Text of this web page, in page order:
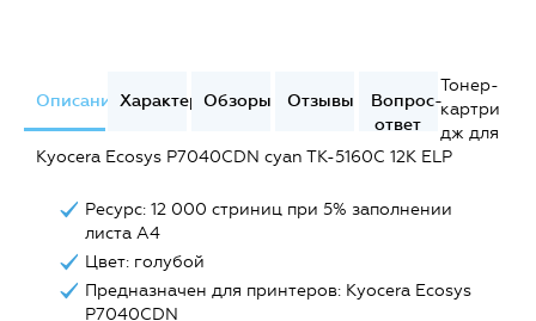
ОписаниеХарактеристики
Обзоры Отзывы
Вопрос-
ответ
Тонер-
картри
дж для
Kyocera Ecosys P7040CDN cyan TK-5160C 12K ELP
Ресурс: 12 000 стриниц при 5% заполнении
листа А4
Цвет: голубой
Предназначен для принтеров: Kyocera Ecosys
P7040CDN